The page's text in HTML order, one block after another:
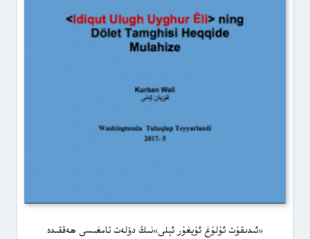
«ئىدىقۇت ئۇلۇغ ئۇيغۇر ئېلى»نىڭ دۆلەت تامغىسى ھەققىدە